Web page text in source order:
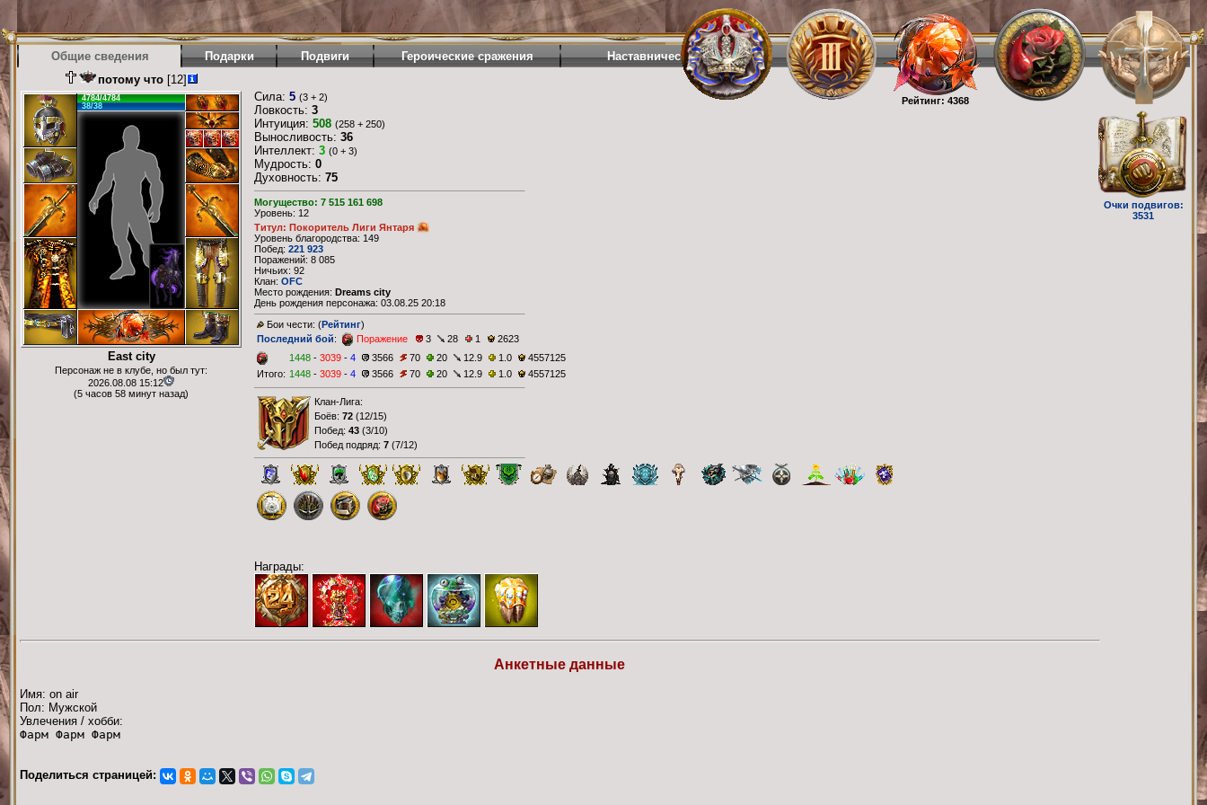
Рейтинг: 4368
Очки подвигов:
3531
Общие сведения Подарки Подвиги Героические сражения
Наставничество
потому что[12]
4784/4784
38/38
East city
Персонаж не в клубе, но был тут:
2026.08.08 15:12
(5 часов 58 минут назад)
Сила: 5 (3 + 2)
Ловкость: 3
Интуиция: 508 (258 + 250)
Выносливость: 36
Интеллект: 3 (0 + 3)
Мудрость: 0
Духовность: 75
Могущество: 7 515 161 698
Уровень: 12
Титул: Покоритель Лиги Янтаря
Уровень благородства: 149
Побед: 221 923
Поражений: 8 085
Ничьих: 92
Клан: OFC
Место рождения: Dreams city
День рождения персонажа: 03.08.25 20:18
Бои чести: (Рейтинг)
Последний бой: Поражение 3 28 1
2623
1448 - 3039 - 4 3566 70 20 12.9 1.0
4557125
Итого: 1448 - 3039 - 4 3566 70 20 12.9 1.0 4557125
Клан-Лига:
Боёв: 72 (12/15)
Побед: 43 (3/10)
Побед подряд: 7 (7/12)
Награды:
Анкетные данные
Имя: on air
Пол: Мужской
Увлечения / хобби:
Фарм Фарм Фарм
Поделиться страницей: